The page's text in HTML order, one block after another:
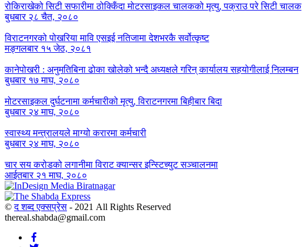
रोकिराखेको सिटी सफारीमा ठोक्किँदा मोटरसाइकल चालकको मृत्यु, पक्राउ परे सिटी चालक
बुधबार २८ चैत, २०८०
विराटनगरको पोखरिया मावि एसइई नतिजामा देशभरकै सर्वोत्कृष्ट
मङ्गलबार १५ जेठ, २०८१
कानेपोखरी : अनुमतिबिना ढोका खोलेको भन्दै अध्यक्षले गरिन् कार्यालय सहयोगीलाई निलम्बन
बुधबार १७ माघ, २०८०
मोटरसाइकल दुर्घटनामा कर्मचारीको मृत्यु, विराटनगरमा बिहीबार बिदा
बुधबार २४ माघ, २०८०
स्वास्थ्य मन्त्रालयले माग्यो करारमा कर्मचारी
बुधबार २४ माघ, २०८०
चार सय करोडको लगानीमा विराट क्यान्सर इन्स्टिच्युट सञ्चालनमा
आईतबार २१ माघ, २०८०
©द शब्द एक्सप्रेस - 2021 All Rights Reserved
thereal.shabda@gmail.com